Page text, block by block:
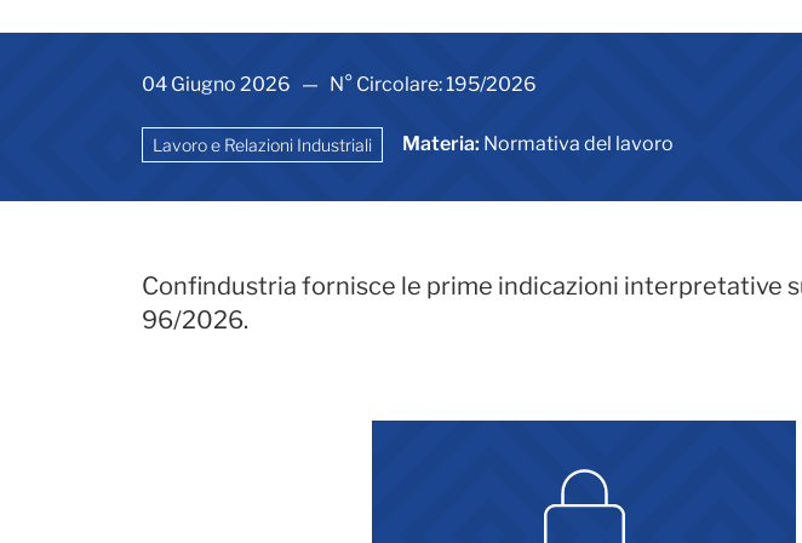
04 Giugno 2026 — N° Circolare: 195/2026
Lavoro e Relazioni Industriali Materia: Normativa del lavoro
Confindustria fornisce le prime indicazioni interpretative
96/2026.